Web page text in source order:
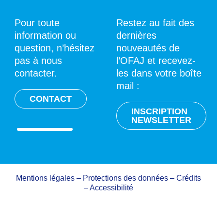
Pour toute
information ou
question, n’hésitez
pas à nous
contacter.
CONTACT
Restez au fait des
dernières
nouveautés de
l’OFAJ et recevez-
les dans votre boîte
mail :
INSCRIPTION
NEWSLETTER
Mentions légales – Protections des données – Crédits
–Accessibilité